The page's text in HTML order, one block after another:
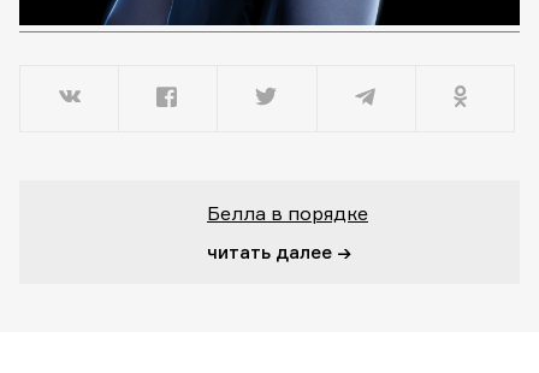
Белла в порядке
читать далее →